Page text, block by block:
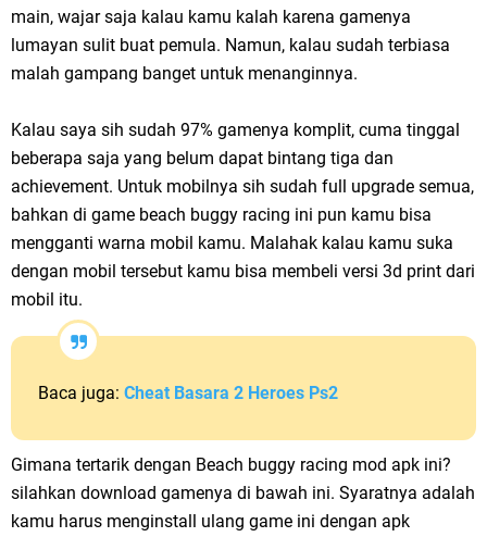
main, wajar saja kalau kamu kalah karena gamenya
lumayan sulit buat pemula. Namun, kalau sudah terbiasa
malah gampang banget untuk menanginnya.
Kalau saya sih sudah 97% gamenya komplit, cuma tinggal
beberapa saja yang belum dapat bintang tiga dan
achievement. Untuk mobilnya sih sudah full upgrade semua,
bahkan di game beach buggy racing ini pun kamu bisa
mengganti warna mobil kamu. Malahak kalau kamu suka
dengan mobil tersebut kamu bisa membeli versi 3d print dari
mobil itu.
Baca juga: Cheat Basara 2 Heroes Ps2
Gimana tertarik dengan Beach buggy racing mod apk ini?
silahkan download gamenya di bawah ini. Syaratnya adalah
kamu harus menginstall ulang game ini dengan apk